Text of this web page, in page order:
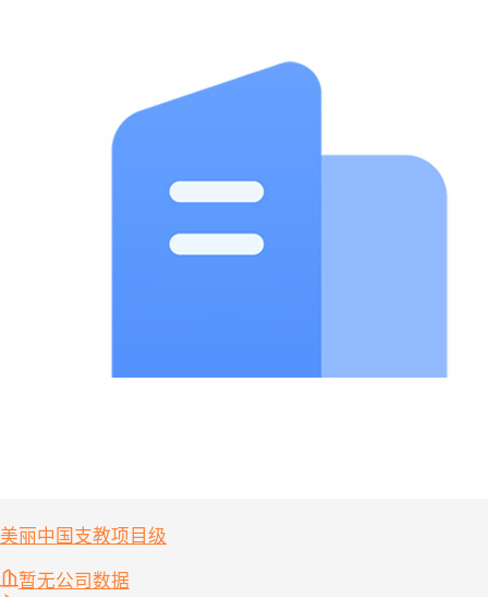
美丽中国支教项目级
暂无公司数据